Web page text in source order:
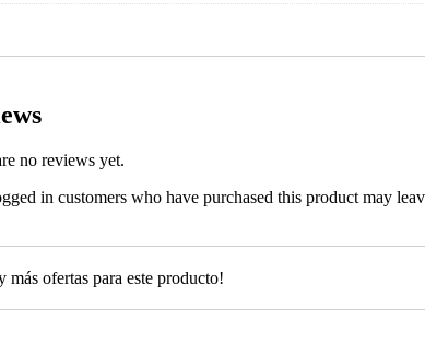
no reviews yet.
in customers who have purchased this product may
más ofertas para este producto!